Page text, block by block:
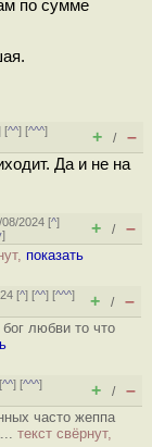
по сумме
[^^] [^^^]
+ / –
Да и не на
2024 [^]
] + / –
показать
[^] [^^] [^^^]
+ / –
любви то что
^^] [^^^]
+ / –
часто жеппа
текст свёрнут,